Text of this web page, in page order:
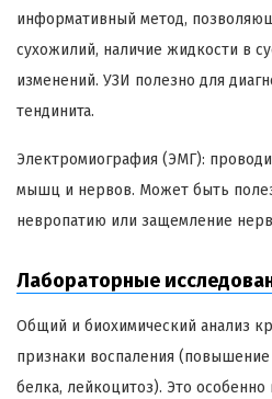
информативный метод,
сухожилий, наличие жидкости в
изменений. УЗИ полезно для
тендинита.
Электромиография (ЭМГ):
мышц и нервов. Может быть
невропатию или защемление
Лабораторные
Общий и биохимический анализ
признаки воспаления
белка, лейкоцитоз). Это